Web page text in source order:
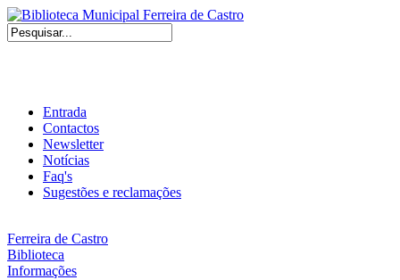
Entrada
Contactos
Newsletter
Notícias
Faq's
Sugestões e reclamações
Ferreira de Castro
Biblioteca
Informações